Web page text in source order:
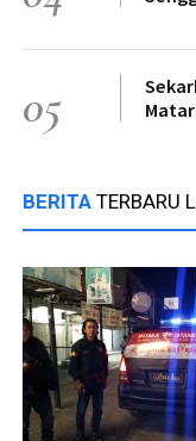
05
BERITA TERBARU